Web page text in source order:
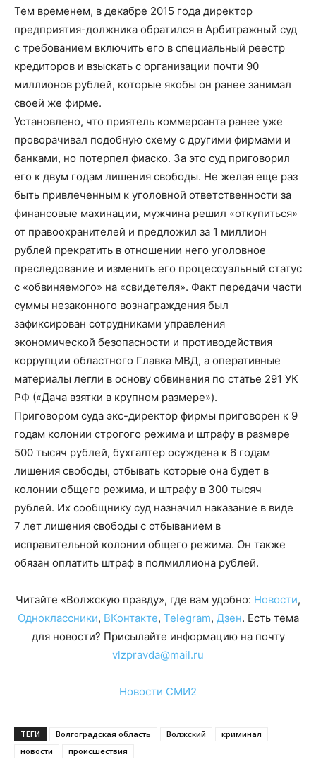
Тем временем, в декабре 2015 года директор
предприятия-должника обратился в Арбитражный суд
с требованием включить его в специальный реестр
кредиторов и взыскать с организации почти 90
миллионов рублей, которые якобы он ранее занимал
своей же фирме.
Установлено, что приятель коммерсанта ранее уже
проворачивал подобную схему с другими фирмами и
банками, но потерпел фиаско. За это суд приговорил
его к двум годам лишения свободы. Не желая еще раз
быть привлеченным к уголовной ответственности за
финансовые махинации, мужчина решил «откупиться»
от правоохранителей и предложил за 1 миллион
рублей прекратить в отношении него уголовное
преследование и изменить его процессуальный статус
с «обвиняемого» на «свидетеля». Факт передачи части
суммы незаконного вознаграждения был
зафиксирован сотрудниками управления
экономической безопасности и противодействия
коррупции областного Главка МВД, а оперативные
материалы легли в основу обвинения по статье 291 УК
РФ («Дача взятки в крупном размере»).
Приговором суда экс-директор фирмы приговорен к 9
годам колонии строгого режима и штрафу в размере
500 тысяч рублей, бухгалтер осуждена к 6 годам
лишения свободы, отбывать которые она будет в
колонии общего режима, и штрафу в 300 тысяч
рублей. Их сообщнику суд назначил наказание в виде
7 лет лишения свободы с отбыванием в
исправительной колонии общего режима. Он также
обязан оплатить штраф в полмиллиона рублей.
Читайте «Волжскую правду», где вам удобно: Новости,
Одноклассники, ВКонтакте, Telegram, Дзен. Есть тема
для новости? Присылайте информацию на почту
vlzpravda@mail.ru
Новости СМИ2
ТЕГИ Волгоградская область Волжский
криминал
новости
происшествия